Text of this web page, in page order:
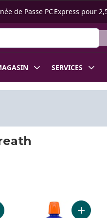
de Passe PC Express pour
SERVICES
de Rincage Orale Menthe
Solution de rinçage orale
Ajouter